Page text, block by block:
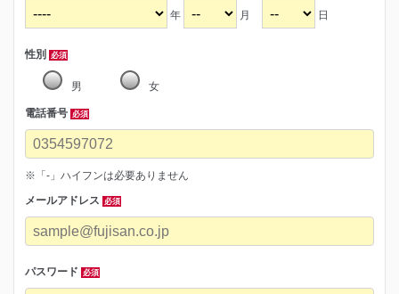
年 月 日
性別 必須
男 女
電話番号 必須
※「-」ハイフンは必要ありません
メールアドレス 必須
パスワード 必須